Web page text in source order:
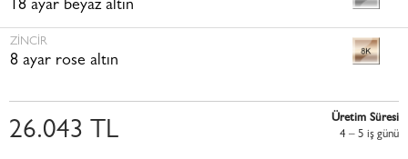
18 ayar beyaz altın
ZINCIR
8 ayar rose altın
26.043 TL
Üretim Süresi
4 – 5 i̇ş günü